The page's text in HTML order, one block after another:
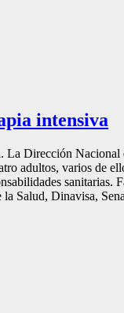
intensiva
La Dirección
adultos, varios de
sanitarias.
Salud, Dinavisa,